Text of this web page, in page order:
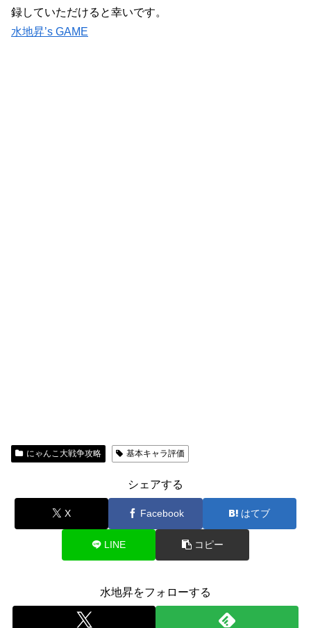
録していただけると幸いです。
水地昇’s GAME
にゃんこ大戦争攻略 基本キャラ評価
シェアする
X Facebook はてブ
LINE コピー
水地昇をフォローする